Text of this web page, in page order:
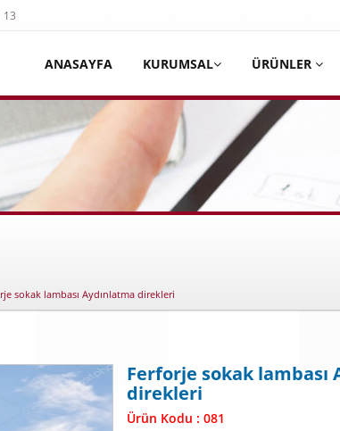
13
ANASAYFA KURUMSAL ÜRÜNLER
sokak lambası Aydınlatma direkleri
Ferforje sokak lambası
direkleri
Ürün Kodu : 081